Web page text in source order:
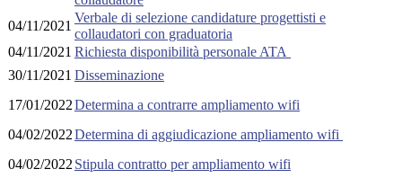
04/11/2021
Verbale di selezione candidature progettisti e
collaudatori con graduatoria
04/11/2021 Richiesta disponibilità personale ATA
30/11/2021 Disseminazione
17/01/2022Determina a contrarre ampliamento wifi
04/02/2022Determina di aggiudicazione ampliamento wifi
04/02/2022 Stipula contratto per ampliamento wifi